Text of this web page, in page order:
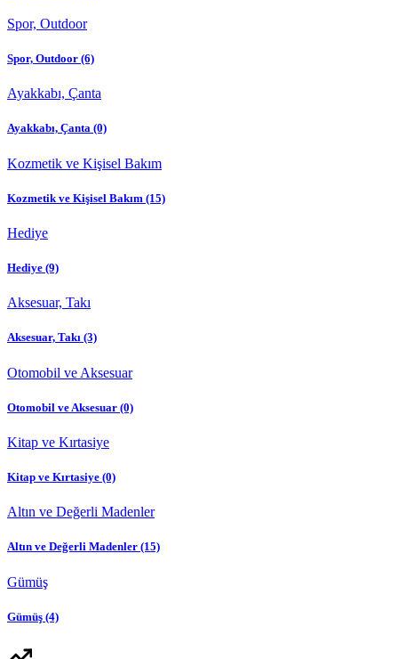
Spor, Outdoor
Spor, Outdoor (6)
Ayakkabı, Çanta
Ayakkabı, Çanta (0)
Kozmetik ve Kişisel Bakım
Kozmetik ve Kişisel Bakım (15)
Hediye
Hediye (9)
Aksesuar, Takı
Aksesuar, Takı (3)
Otomobil ve Aksesuar
Otomobil ve Aksesuar (0)
Kitap ve Kırtasiye
Kitap ve Kırtasiye (0)
Altın ve Değerli Madenler
Altın ve Değerli Madenler (15)
Gümüş
Gümüş (4)